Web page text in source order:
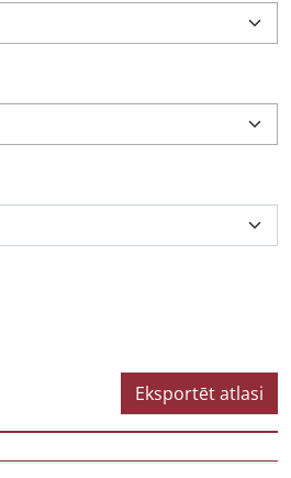
Eksportēt atlasi